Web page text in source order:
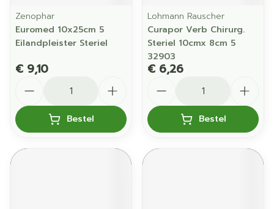
Zenophar
Euromed 10x25cm 5
Eilandpleister Steriel
€ 9,10
Bestel
Lohmann Rauscher
Curapor Verb Chirurg.
Steriel 10cmx 8cm 5
32903
€ 6,26
Bestel